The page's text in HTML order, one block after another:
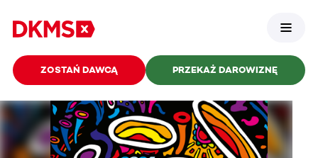
ZOSTAŃ DAWCĄ PRZEKAŻ DAROWIZNĘ